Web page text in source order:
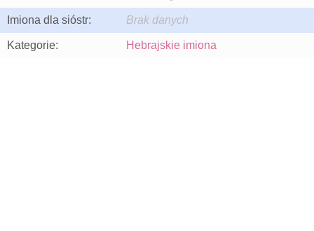
Imiona dla sióstr: Brak danych
Kategorie: Hebrajskie imiona